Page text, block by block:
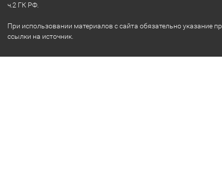
ч.2 ГК РФ.
При использовании материалов с сайта обязательно указание
ссылки на источник.